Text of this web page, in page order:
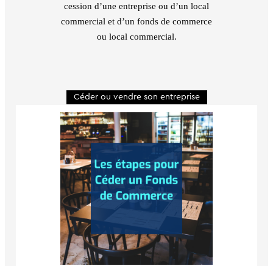
cession d’une entreprise ou d’un local
commercial et d’un fonds de commerce
ou local commercial.
Céder ou vendre son entreprise